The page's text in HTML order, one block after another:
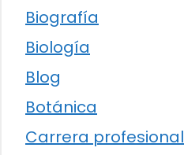
Biografía
Biología
Blog
Botánica
Carrera profesional